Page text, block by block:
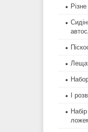
Різне
І